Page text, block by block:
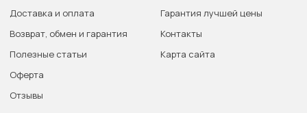
Доставка и оплата
Возврат, обмен и гарантия
Полезные статьи
Оферта
Отзывы
Гарантия лучшей цены
Контакты
Карта сайта